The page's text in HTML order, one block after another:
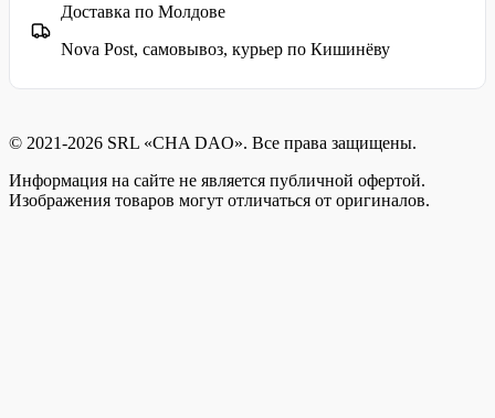
Доставка по Молдове
Nova Post, самовывоз, курьер по Кишинёву
© 2021-2026 SRL «CHA DAO». Все права защищены.
Информация на сайте не является публичной офертой.
Изображения товаров могут отличаться от оригиналов.